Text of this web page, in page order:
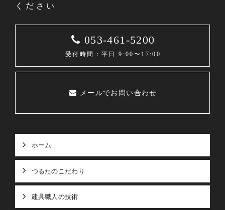
ください
053-461-5200
受付時間：平日 9:00〜17:00
メールでお問い合わせ
ホーム
つるたのこだわり
建具職人の技術